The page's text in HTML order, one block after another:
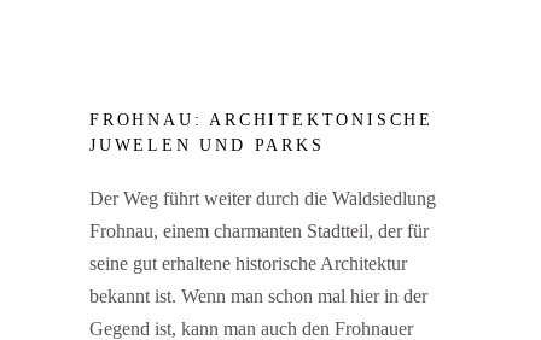
FROHNAU: ARCHITEKTONISCHE
JUWELEN UND PARKS
Der Weg führt weiter durch die Waldsiedlung
Frohnau, einem charmanten Stadtteil, der für
seine gut erhaltene historische Architektur
bekannt ist. Wenn man schon mal hier in der
Gegend ist, kann man auch den Frohnauer